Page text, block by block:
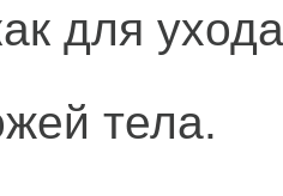
для
тела.